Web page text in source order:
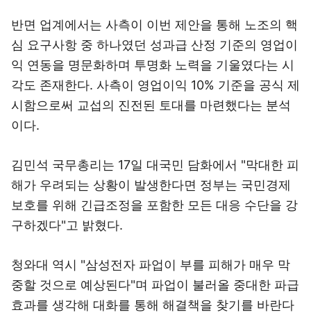
반면 업계에서는 사측이 이번 제안을 통해 노조의 핵
심 요구사항 중 하나였던 성과급 산정 기준의 영업이
익 연동을 명문화하며 투명화 노력을 기울였다는 시
각도 존재한다. 사측이 영업이익 10% 기준을 공식 제
시함으로써 교섭의 진전된 토대를 마련했다는 분석
이다.
김민석 국무총리는 17일 대국민 담화에서 "막대한 피
해가 우려되는 상황이 발생한다면 정부는 국민경제
보호를 위해 긴급조정을 포함한 모든 대응 수단을 강
구하겠다"고 밝혔다.
청와대 역시 "삼성전자 파업이 부를 피해가 매우 막
중할 것으로 예상된다"며 파업이 불러올 중대한 파급
효과를 생각해 대화를 통해 해결책을 찾기를 바란다